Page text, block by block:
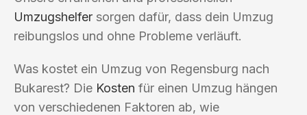
Umzugshelfer sorgen dafür, dass dein Umzug
reibungslos und ohne Probleme verläuft.
Was kostet ein Umzug von Regensburg nach
Bukarest? Die Kosten für einen Umzug hängen
von verschiedenen Faktoren ab, wie